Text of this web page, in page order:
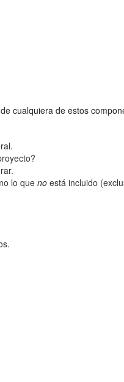
cualquiera de estos
lo que no está incluido